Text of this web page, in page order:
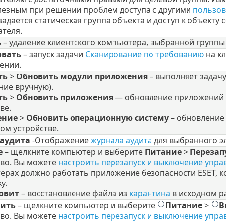
при решении проблем доступа с другими
статическая группа объекта и доступ к объекту
– удаление клиентского компьютера, выбранной
– запуск задачи Сканирование по требованиюна
> Обновить модули приложения– выполняет задачу
вручную).
> Обновить приложения— обновление приложений
> Обновить операционную систему–
устройстве.
-Отображениежурнала аудита для выбранного
– щелкните компьютер и выберите Питание>
Вы можете настроить перезапуск и выключение
должно работать приложение безопасности ESET,
– восстановление файла из карантина в исходном
– щелкните компьютер и выберите Питание>
Вы можете настроить перезапуск и выключение